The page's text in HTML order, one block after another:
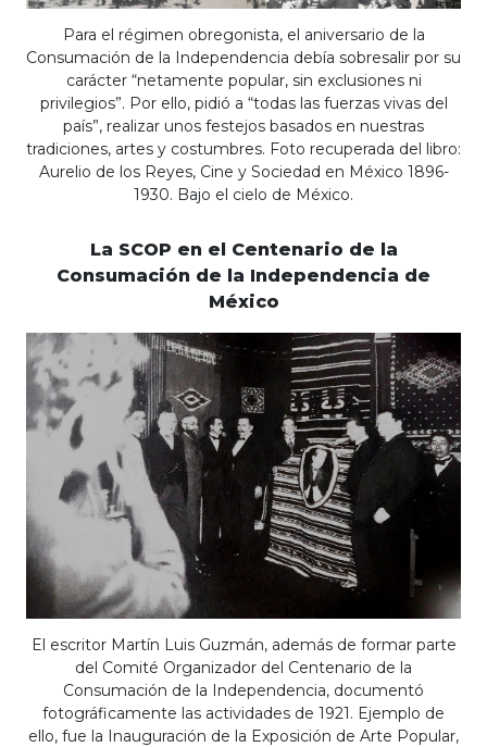
Para el régimen obregonista, el aniversario de la
Consumación de la Independencia debía sobresalir por su
carácter “netamente popular, sin exclusiones ni
privilegios”. Por ello, pidió a “todas las fuerzas vivas del
país”, realizar unos festejos basados en nuestras
tradiciones, artes y costumbres. Foto recuperada del libro:
Aurelio de los Reyes, Cine y Sociedad en México 1896-
1930. Bajo el cielo de México.
La SCOP en el Centenario de la
Consumación de la Independencia de
México
El escritor Martín Luis Guzmán, además de formar parte
del Comité Organizador del Centenario de la
Consumación de la Independencia, documentó
fotográficamente las actividades de 1921. Ejemplo de
ello, fue la Inauguración de la Exposición de Arte Popular,